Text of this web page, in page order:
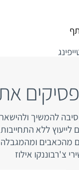
להמשיך
ללא
מהכאבים